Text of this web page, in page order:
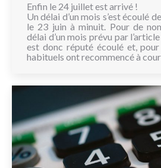
Enfin le 24 juillet est arrivé !
Un délai d’un mois s’est écoulé
le 23 juin à minuit. Pour de
délai d’un mois prévu par
est donc réputé écoulé et, pour
habituels ont recommencé à